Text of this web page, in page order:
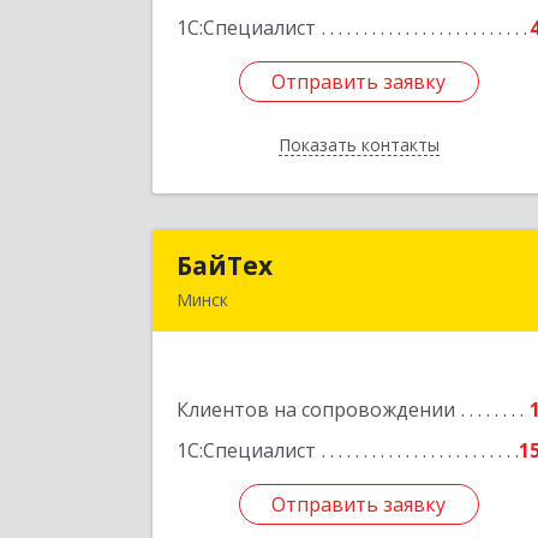
1С:Специалист
Отправить заявку
Показать контакты
Отправить заявку
Назад
БайТех
Минск
Клиентов на сопровождении
1
1С:Специалист
Отправить заявку
Подробнее
Отправить заявку